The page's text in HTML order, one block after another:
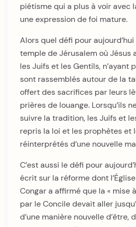
piétisme qui a plus à voir avec
une expression de foi mature.
Alors quel défi pour
temple de Jérusalem où Jésus
les Juifs et les Gentils, n’ayant
sont rassemblés autour de la
offert des sacrifices par leurs
prières de louange. Lorsqu’ils
suivre la tradition, les Juifs et
repris la loi et les prophètes et
réinterprétés d’une nouvelle
C’est aussi le défi pour
écrit sur la réforme dont
Congar a affirmé que la « mise
par le Concile devait aller
d’une manière nouvelle d’être,